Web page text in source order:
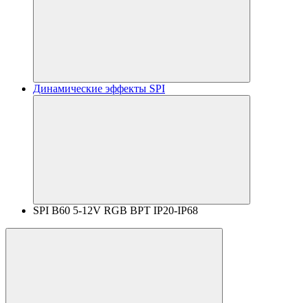
Динамические эффекты SPI
SPI B60 5-12V RGB BPT IP20-IP68